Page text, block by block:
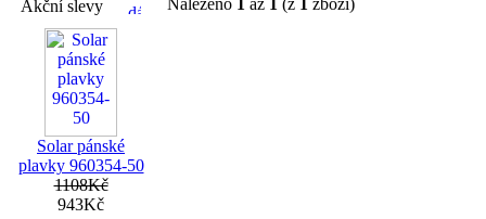
Akční slevy
Solar pánské
plavky 960354-50
1108Kč
943Kč
Nalezeno 1 až 1 (z 1 zboží)